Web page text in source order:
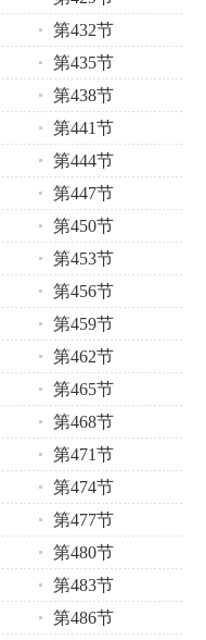
第432节
第435节
第438节
第441节
第444节
第447节
第450节
第453节
第456节
第459节
第462节
第465节
第468节
第471节
第474节
第477节
第480节
第483节
第486节